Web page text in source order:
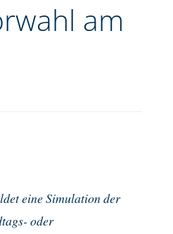
am
eine Simulation der
oder